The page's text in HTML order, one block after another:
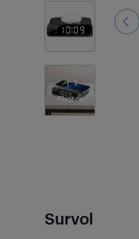
1
Photos
Survol